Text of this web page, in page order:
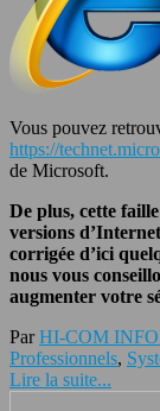
Vous pouvez
https://
de Microsoft.
De plus, cette
versions
corrigée d’ici
nous vous
augmenter votre
ParHI-COM
Professionnels,
Lire la suite...